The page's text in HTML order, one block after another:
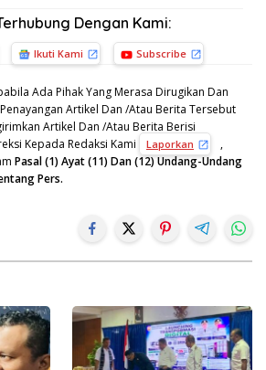
Dengan Kami:
Ikuti Kami Subscribe
Ada Pihak Yang Merasa Dirugikan Dan
Artikel Dan /Atau Berita Tersebut
Artikel Dan /Atau Berita Berisi
Kepada Redaksi Kami
Laporkan
,
Pasal (1) Ayat (11) Dan (12) Undang-Undang
Pers.